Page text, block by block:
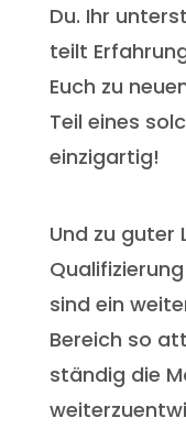
Du. Ihr
teilt
Euch zu
Teil eines
einzigartig!
Und zu guter
sind ein
Bereich so
ständig die